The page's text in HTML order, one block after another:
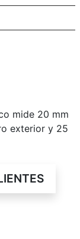
mide 20 mm
exterior y 25